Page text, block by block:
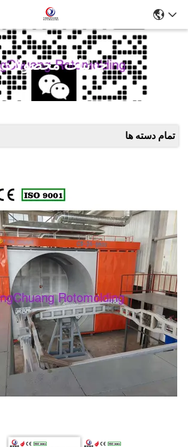
جزئیات محصولات
تمام دسته ها